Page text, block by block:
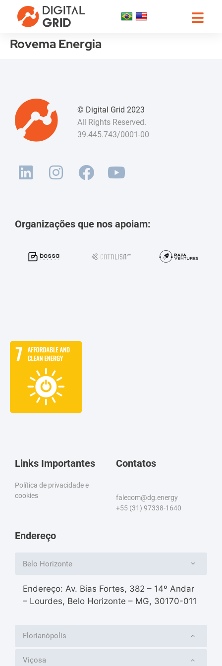
Rovema Energia
© Digital Grid 2023
All Rights Reserved.
39.445.743/0001-00
Organizações que nos apoiam:
Links Importantes
Política de privacidade e
cookies
Contatos
falecom@dg.energy
+55 (31) 97338-1640
Endereço
Belo Horizonte
Endereço: Av. Bias Fortes, 382 – 14º Andar
– Lourdes, Belo Horizonte – MG, 30170-011
Florianópolis
Viçosa